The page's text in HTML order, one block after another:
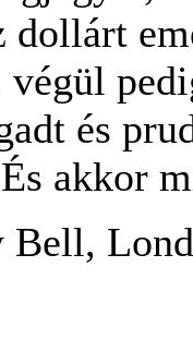
dollárt
és
akkor
Bell,